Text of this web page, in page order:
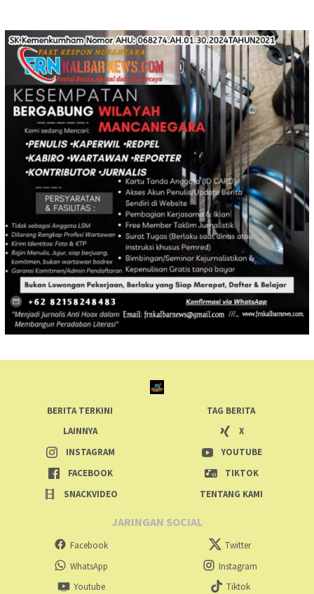
BERITA TERKINI
TAG BERITA
LAINNYA
X
INSTAGRAM
YOUTUBE
FACEBOOK
TIKTOK
SNACKVIDEO
TENTANG KAMI
JARINGAN SOCIAL
Facebook
Twitter
WhatsApp
Instagram
Youtube
Tiktok